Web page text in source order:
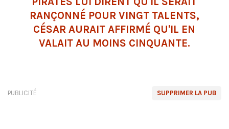
RANÇONNÉ POUR VINGT TALENTS,
CÉSAR AURAIT AFFIRMÉ QU'IL EN
VALAIT AU MOINS CINQUANTE.
SUPPRIMER LA PUB
PUBLICITÉ